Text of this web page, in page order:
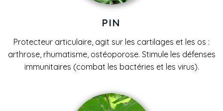
PIN
Protecteur articulaire, agit sur les cartilages et les os :
arthrose, rhumatisme, ostéoporose. Stimule les défenses
immunitaires (combat les bactéries et les virus).